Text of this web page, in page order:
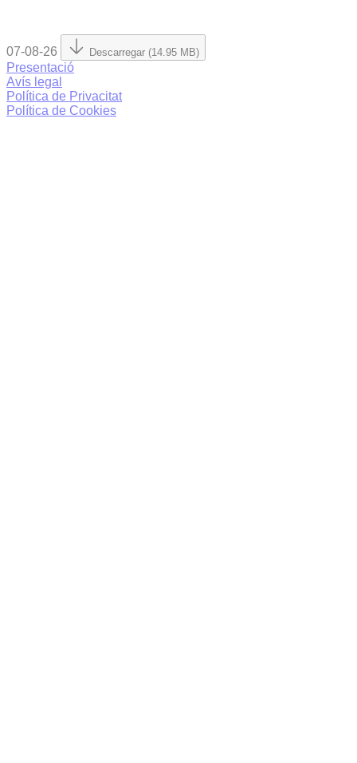
07-08-26 Descarregar (14.95 MB)
Presentació
Avís legal
Política de Privacitat
Política de Cookies